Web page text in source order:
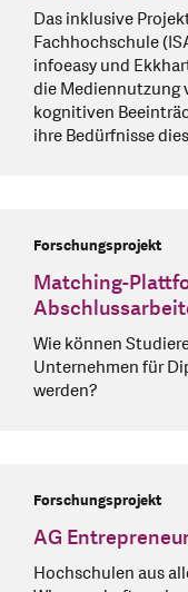
Das inklusive
Fachhochschule
infoeasy und
die Mediennutzung
kognitiven
ihre Bedürfnisse
Forschungsprojekt
Matching-
Wie können
Unternehmen für
werden?
Forschungsprojekt
AG
Hochschulen aus